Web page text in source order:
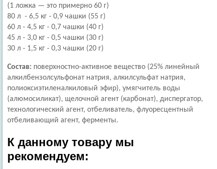
(1 ложка — это примерно 60 г)
80 л - 6,5 кг - 0,9 чашки (55 г)
60 л - 4,5 кг - 0,7 чашки (40 г)
45 л - 3,0 кг - 0,5 чашки (30 г)
30 л - 1,5 кг - 0,3 чашки (20 г)
Состав: поверхностно-активное вещество (25% линейный
алкилбензолсульфонат натрия, алкилсульфат натрия,
полиоксиэтиленалкиловый эфир), умягчитель воды
(алюмосиликат), щелочной агент (карбонат), диспергатор,
технологический агент, отбеливатель, флуоресцентный
отбеливающий агент, ферменты.
К данному товару мы
рекомендуем: